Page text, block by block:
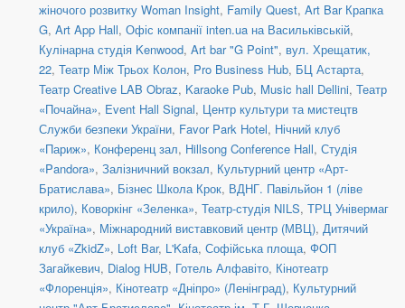
жіночого розвитку Woman Insight, Family Quest, Art Bar Крапка
G, Art App Hall, Офіс компанії inten.ua на Васильківській,
Кулінарна студія Kenwood, Art bar "G Point", вул. Хрещатик,
22, Театр Між Трьох Колон, Pro Business Hub, БЦ Астарта,
Театр Creative LAB Obraz, Karaoke Pub, Music hall Dellini, Театр
«Почайна», Event Hall Signal, Центр культури та мистецтв
Служби безпеки України, Favor Park Hotel, Нічний клуб
«Париж», Конференц зал, Hillsong Conference Hall, Студія
«Pandora», Залізничний вокзал, Культурний центр «Арт-
Братислава», Бізнес Школа Крок, ВДНГ. Павільйон 1 (ліве
крило), Коворкінг «Зеленка», Театр-студія NILS, ТРЦ Універмаг
«Україна», Міжнародний виставковий центр (МВЦ), Дитячий
клуб «ZkidZ», Loft Bar, L'Kafa, Софійська площа, ФОП
Загайкевич, Dialog HUB, Готель Алфавіто, Кінотеатр
«Флоренція», Кінотеатр «Дніпро» (Ленінград), Культурний